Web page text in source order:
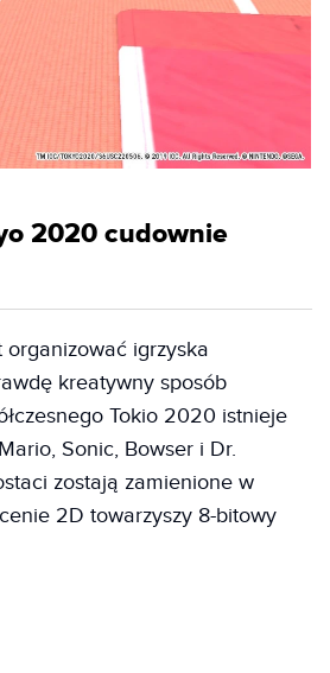
2020 cudownie
igrzyska
kreatywny sposób
Tokio 2020 istnieje
Sonic, Bowser i Dr.
zostają zamienione w
2D towarzyszy 8-bitowy